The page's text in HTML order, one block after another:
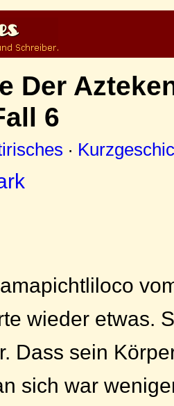
Der
6
·
wieder etwas.
Dass sein
sich war